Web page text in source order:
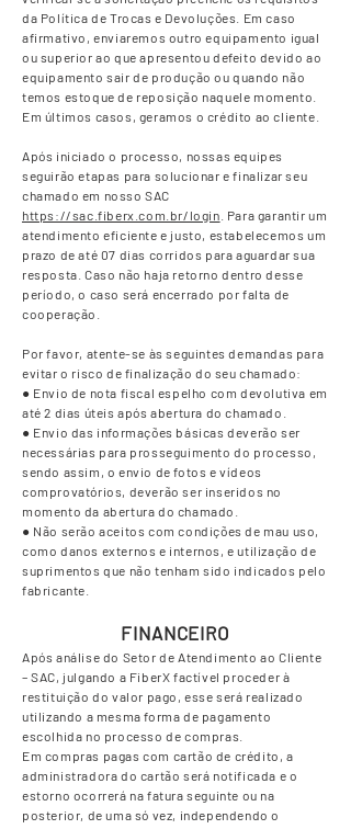
da Política de Trocas e Devoluções. Em caso
afirmativo, enviaremos outro equipamento igual
ou superior ao que apresentou defeito devido ao
equipamento sair de produção ou quando não
temos estoque de reposição naquele momento.
Em últimos casos, geramos o crédito ao cliente.
Após iniciado o processo, nossas equipes
seguirão etapas para solucionar e finalizar seu
chamado em nosso SAC
https://sac.fiberx.com.br/login . Para garantir um
atendimento eficiente e justo, estabelecemos um
prazo de até 07 dias corridos para aguardar sua
resposta. Caso não haja retorno dentro desse
período, o caso será encerrado por falta de
cooperação.
Por favor, atente-se às seguintes demandas para
evitar o risco de finalização do seu chamado:
● Envio de nota fiscal espelho com devolutiva em
até 2 dias úteis após abertura do chamado.
● Envio das informações básicas deverão ser
necessárias para prosseguimento do processo,
sendo assim, o envio de fotos e vídeos
comprovatórios, deverão ser inseridos no
momento da abertura do chamado.
● Não serão aceitos com condições de mau uso,
como danos externos e internos, e utilização de
suprimentos que não tenham sido indicados pelo
fabricante.
FINANCEIRO
Após análise do Setor de Atendimento ao Cliente
– SAC, julgando a FiberX factível proceder à
restituição do valor pago, esse será realizado
utilizando a mesma forma de pagamento
escolhida no processo de compras.
Em compras pagas com cartão de crédito, a
administradora do cartão será notificada e o
estorno ocorrerá na fatura seguinte ou na
posterior, de uma só vez, independendo o